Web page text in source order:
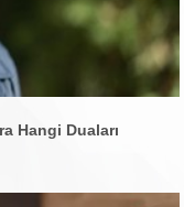
Hangi Duaları